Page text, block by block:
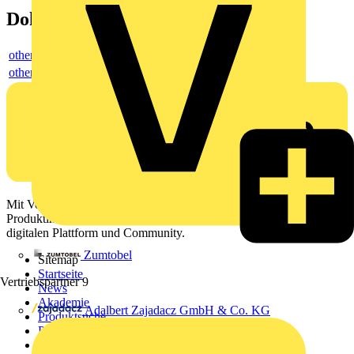
Zumtobel
Vertriebspartner 9
Adalbert Zajadacz GmbH & Co. KG
Dokumente
others
others
Mit Voltimum erhalten Elektrofachkräfte Zugang zu Branchennews,
Produktinformationen, Schulungen und Tools – alles auf einer
digitalen Plattform und Community.
Sitemap
Startseite
News
Akademie
Produktsuche
Partner